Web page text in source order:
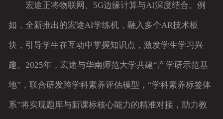
宏途正将物联网、5G边缘计算与AI深度结合。例
如，全新推出的宏途AI学练机，融入多个AR技术板
块，引导学生在互动中掌握知识点，激发学生学习兴
趣。2025年，宏途与华南师范大学共建“产学研示范基
地”，联合研发跨学科素养评估模型，“学科素养标签体
系”将实现题库与新课标核心能力的精准对接，助力教